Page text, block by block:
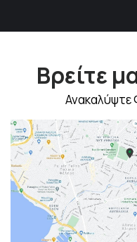
Βρείτε
Ανακαλύψτε